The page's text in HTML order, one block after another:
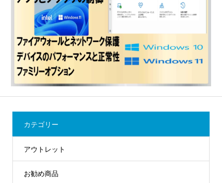
カテゴリー
アウトレット
お勧め商品